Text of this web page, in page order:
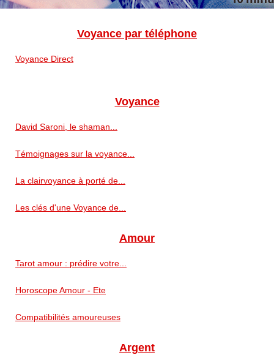
Voyance par téléphone
Voyance Direct
Voyance
David Saroni, le shaman...
Témoignages sur la voyance...
La clairvoyance à porté de...
Les clés d'une Voyance de...
Amour
Tarot amour : prédire votre...
Horoscope Amour - Ete
Compatibilités amoureuses
Argent